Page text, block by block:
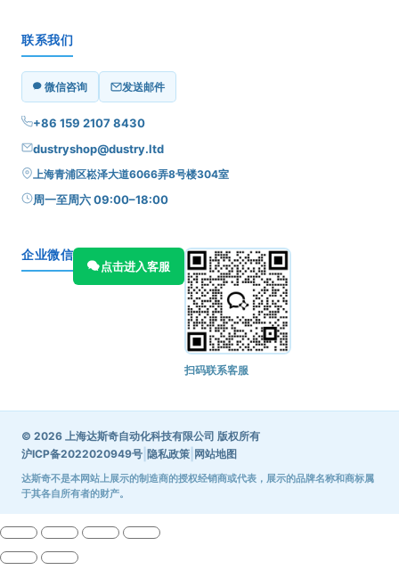
联系我们
微信咨询 发送邮件
+86 159 2107 8430
dustryshop@dustry.ltd
上海青浦区崧泽大道6066弄8号楼304室
周一至周六 09:00–18:00
企业微信
点击进入客服
扫码联系客服
© 2026 上海达斯奇自动化科技有限公司 版权所有
沪ICP备2022020949号 隐私政策 网站地图
达斯奇不是本网站上展示的制造商的授权经销商或代表，展示的品牌名称和商标属
于其各自所有者的财产。